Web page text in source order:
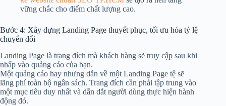
vững chắc cho điểm chất lượng cao.
Bước 4: Xây dựng Landing Page thuyết phục, tối ưu hóa tỷ lệ
chuyển đổi
Landing Page là trang đích mà khách hàng sẽ truy cập sau khi
nhấp vào quảng cáo của bạn.
Một quảng cáo hay nhưng dẫn về một Landing Page tệ sẽ
lãng phí toàn bộ ngân sách. Trang đích cần phải tập trung vào
một mục tiêu duy nhất và dẫn dắt người dùng thực hiện hành
động đó.